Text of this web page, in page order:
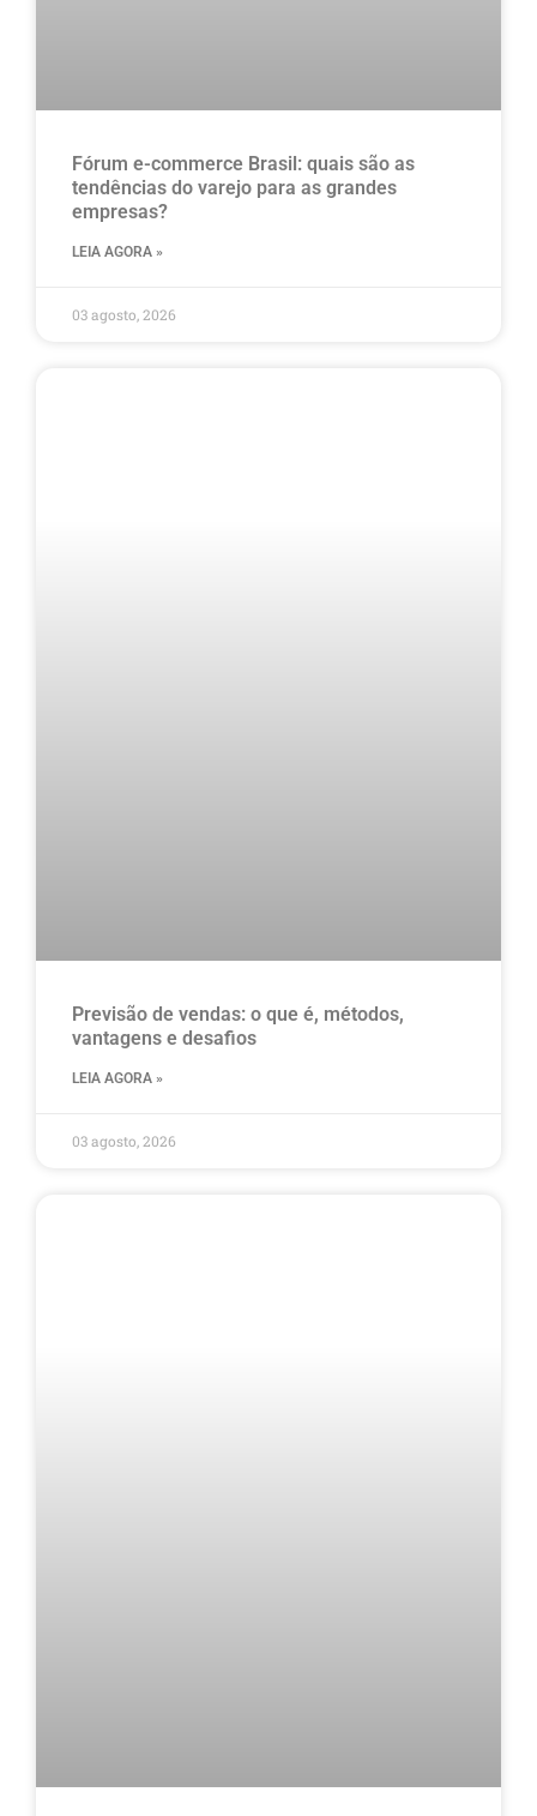
Fórum e-commerce Brasil: quais são as
tendências do varejo para as grandes
empresas?
LEIA AGORA »
03 agosto, 2026
Previsão de vendas: o que é, métodos,
vantagens e desafios
LEIA AGORA »
03 agosto, 2026